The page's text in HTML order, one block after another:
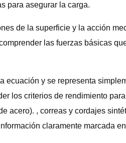
para asegurar la carga.
de la superficie y la acción
las fuerzas básicas
ecuación y se representa
los criterios de rendimiento
acero). , correas y cordajes
claramente marcada